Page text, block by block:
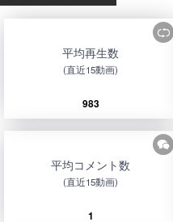
平均再生数
(直近15動画)
983
平均コメント数
(直近15動画)
1